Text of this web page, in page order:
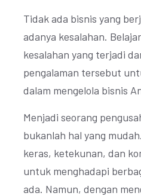
Tidak ada bisnis yang
adanya kesalahan.
kesalahan yang terjadi
pengalaman tersebut
dalam mengelola bisnis
Menjadi seorang
bukanlah hal yang
keras, ketekunan, dan
untuk menghadapi
ada. Namun, dengan